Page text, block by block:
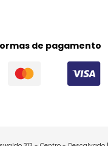
de pagamento